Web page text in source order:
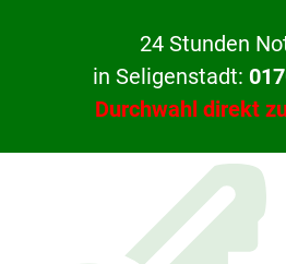
24 Stunden
in Seligenstadt:
Durchwahl direkt